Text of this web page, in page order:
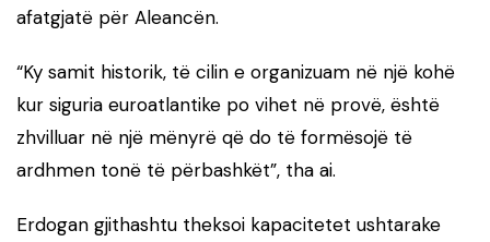
afatgjatë për Aleancën.
“Ky samit historik, të cilin e organizuam në një kohë
kur siguria euroatlantike po vihet në provë, është
zhvilluar në një mënyrë që do të formësojë të
ardhmen tonë të përbashkët”, tha ai.
Erdogan gjithashtu theksoi kapacitetet ushtarake